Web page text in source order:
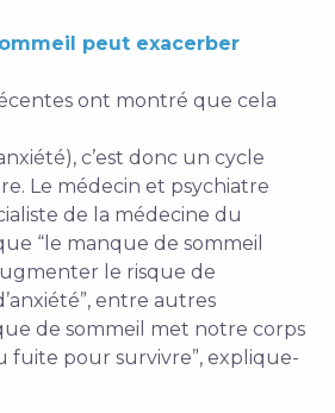
peut exacerber
ont montré que cela
c’est donc un cycle
Le médecin et psychiatre
de la médecine du
“le manque de sommeil
le risque de
entre autres
de sommeil met notre corps
fuite pour survivre”, explique-